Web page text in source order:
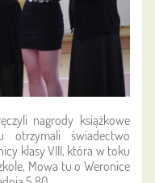
nagrody książkowe
świadectwo
klasy VIII, która w toku
Mowa tu o Weronice